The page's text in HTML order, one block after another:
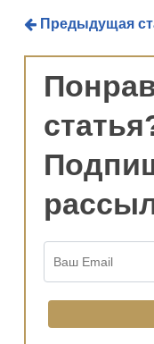
Предыдущая